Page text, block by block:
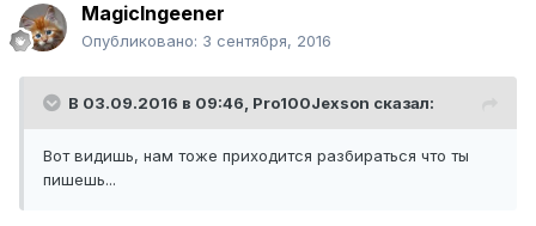
MagicIngeener
Опубликовано: 3 сентября, 2016
В 03.09.2016 в 09:46, Pro100Jexson сказал:
Вот видишь, нам тоже приходится разбираться что ты
пишешь...